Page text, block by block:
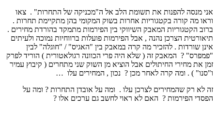
אני מנסה להפנות את תשומת הלב אל ה"מכניקה של התחרות" . צאו
וראו מה קורה בקטגוריות אחרות בשוק המקומי בהן מתקיימת תחרות .
ברוב הקטגוריות המאבק השיווקי בין הפירמות מתמקד בהורדת מחירים .
תיאורטית הצרכן נהנה , אבל הפירמות פועלות ברווחיות נמוכה ולעיתים
אינן שורדות . להזכיר מה קרה במאבק בין "האגיס" / "חוגלה" לבין
"פמפרס" ? המאבק זה ( שלא היה פרי הכוונה רגולאטורית ) הוריד לפרק
זמן את מחירי החיתולים אבל הוציא מן השוק שני מתחרים ( קיבוץ עמיר
ו"סנו" ) . ומה קרה לאחר מכן ? נכון , המחירים עלו …
זה לא רק שהמחירים לצרכן עלו . ומה על אובדן התחרות ? ומה על
הפסדי הפירמות ? האם לא ראוי לחשב גם ערכים אלו ?